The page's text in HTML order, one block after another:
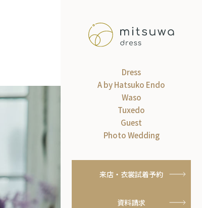
Dress
A by Hatsuko Endo
Waso
Tuxedo
Guest
Photo Wedding
来店・衣裳試着予約
資料請求